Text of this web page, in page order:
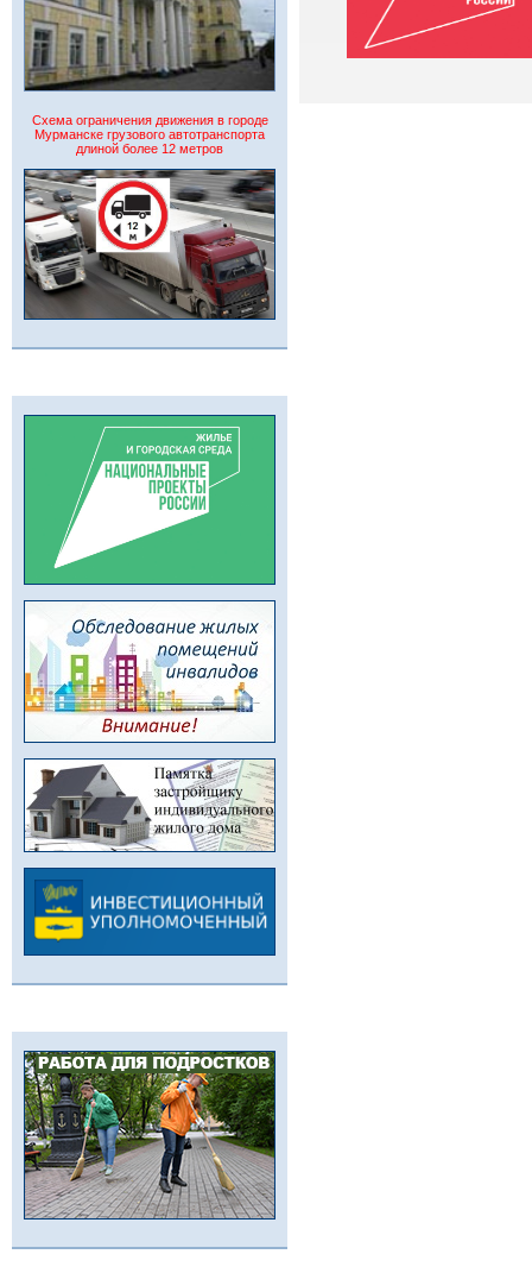
Схема ограничения движения в городе
Мурманске грузового автотранспорта
длиной более 12 метров